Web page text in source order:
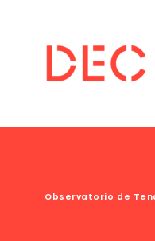
Observatorio de